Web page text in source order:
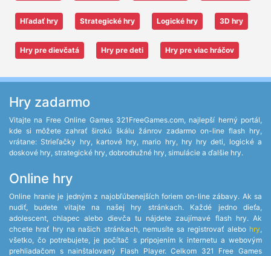
Hľadať hry Strategické hry Logické hry 3D hry
Hry pre dievčatá Hry pre deti Hry pre viac hráčov
Hry zadarmo
Vitajte na Free Online Games 321FreeGames.com, najlepší herný portál,
kde si môžete zahrať širokú škálu žánrov zadarmo on-line flash hry,
vrátane: Strieľačky hry, kartové hry, mario hry, hry hry deti, logické a
doskové hry, strategické hry, dobrodružné hry, simulácie a ďalšie hry.
Online hry
Online hranie je jedným z najobľúbenejších foriem on-line zábavy. Ak sa
nudiť, budete vitajte na našej hry stránkach. Každé jedno dieťa,
adolescent, chlapec alebo dievča tu nájdete zaujímavé flash hry. Ak
chcete hrať hry na našich stránkach, nemusíte sa registrovať alebo hry,
všetko, čo potrebujete, je počítač s pripojením k internetu a webovým
prehliadačom s nainštalovaný Flash Player. Celkom 321 Free Games